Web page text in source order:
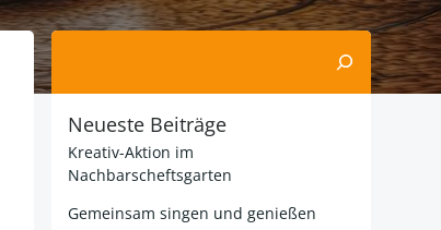
Suchen
Neueste Beiträge
Kreativ-Aktion im
Nachbarscheftsgarten
Gemeinsam singen und genießen